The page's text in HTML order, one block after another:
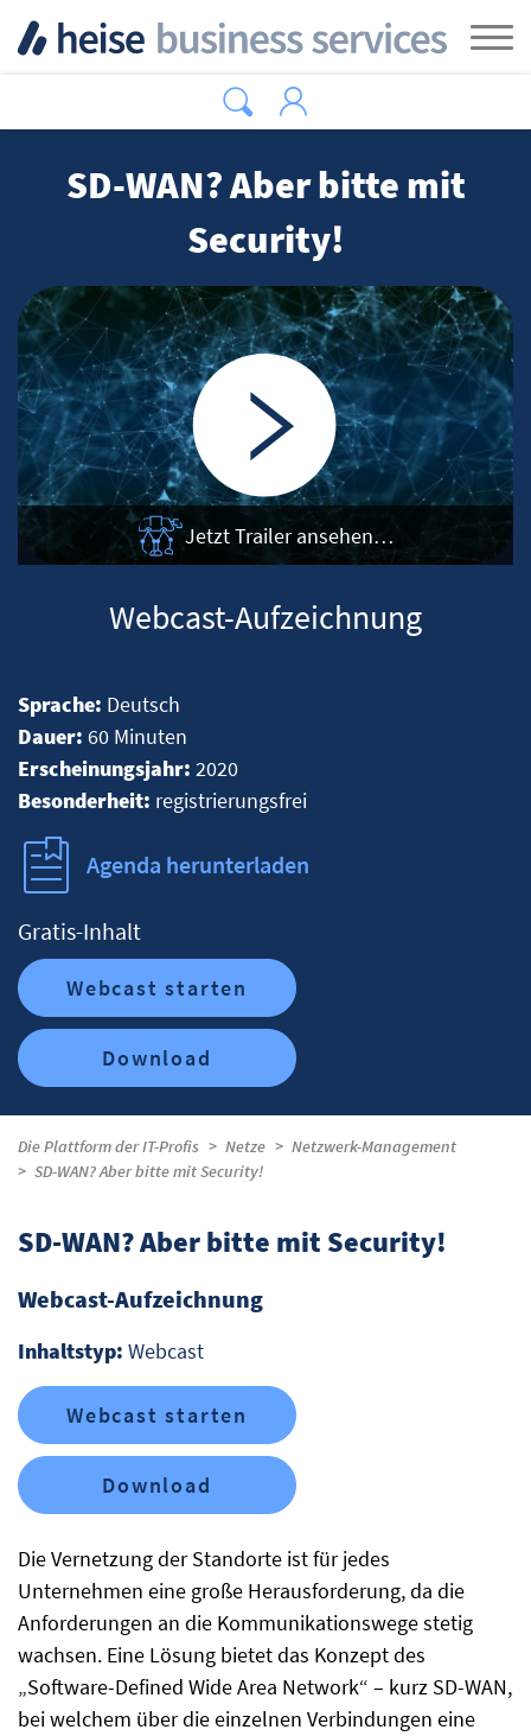
SD-WAN? Aber bitte mit
Security!
Jetzt Trailer ansehen…
Webcast-Aufzeichnung
Sprache: Deutsch
Dauer: 60 Minuten
Erscheinungsjahr: 2020
Besonderheit: registrierungsfrei
Agenda herunterladen
Gratis-Inhalt
Webcast starten
Download
Die Plattform der IT-Profis Netze
Netzwerk-Management
SD-WAN? Aber bitte mit Security!
Die Vernetzung der Standorte ist für jedes
Unternehmen eine große Herausforderung, da die
Anforderungen an die Kommunikationswege stetig
wachsen. Eine Lösung bietet das Konzept des
„Software-Defined Wide Area Network“ – kurz SD-WAN,
bei welchem über die einzelnen Verbindungen eine
SD-WAN? Aber bitte mit Security!
Webcast-Aufzeichnung
Inhaltstyp: Webcast
Webcast starten
Download